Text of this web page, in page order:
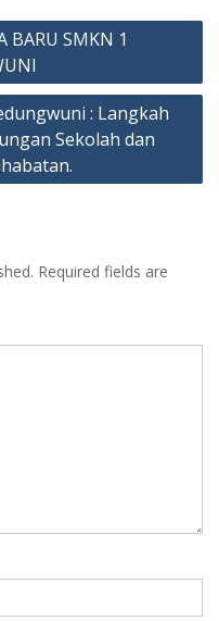
BARU SMKN 1
: Langkah
Sekolah dan
Required fields are